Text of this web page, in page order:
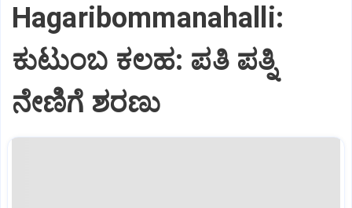
Hagaribommanahalli:
ಕುಟುಂಬ ಕಲಹ: ಪತಿ ಪತ್ನಿ
ನೇಣಿಗೆ ಶರಣು